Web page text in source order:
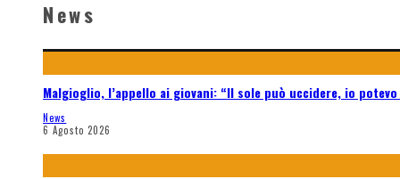
News
Malgioglio, l’appello ai giovani: “Il sole può uccidere, io
News
6 Agosto 2026